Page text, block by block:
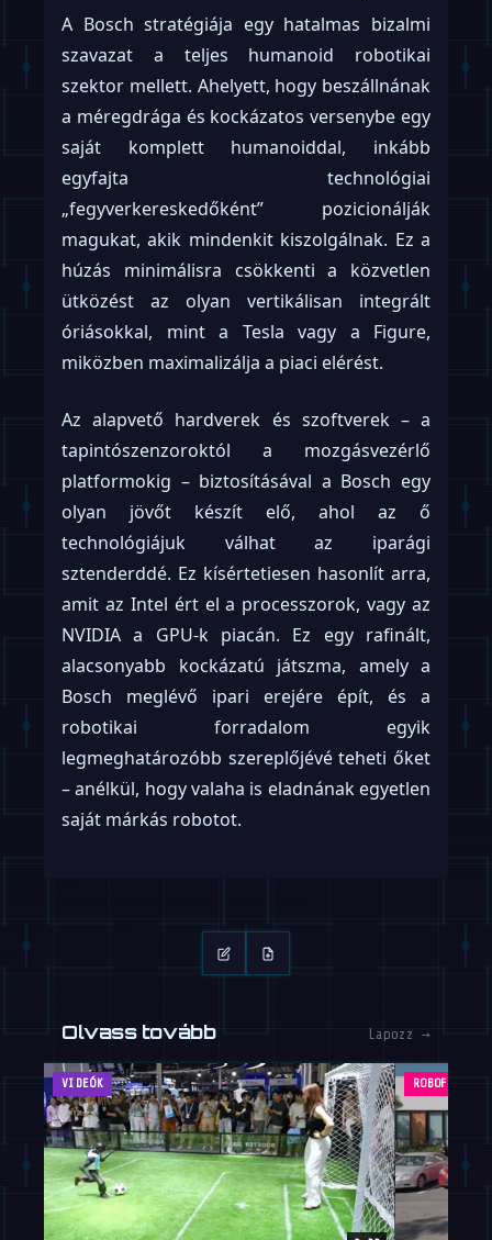
A Bosch stratégiája egy hatalmas bizalmi
szavazat a teljes humanoid robotikai
szektor mellett. Ahelyett, hogy beszállnának
a méregdrága és kockázatos versenybe egy
saját komplett humanoiddal, inkább
egyfajta technológiai
„fegyverkereskedőként” pozicionálják
magukat, akik mindenkit kiszolgálnak. Ez a
húzás minimálisra csökkenti a közvetlen
ütközést az olyan vertikálisan integrált
óriásokkal, mint a Tesla vagy a Figure,
miközben maximalizálja a piaci elérést.
Az alapvető hardverek és szoftverek – a
tapintószenzoroktól a mozgásvezérlő
platformokig – biztosításával a Bosch egy
olyan jövőt készít elő, ahol az ő
technológiájuk válhat az iparági
sztenderddé. Ez kísértetiesen hasonlít arra,
amit az Intel ért el a processzorok, vagy az
NVIDIA a GPU-k piacán. Ez egy rafinált,
alacsonyabb kockázatú játszma, amely a
Bosch meglévő ipari erejére épít, és a
robotikai forradalom egyik
legmeghatározóbb szereplőjévé teheti őket
– anélkül, hogy valaha is eladnának egyetlen
saját márkás robotot.
Olvass tovább Lapozz →
VIDEÓK ROBOFEED